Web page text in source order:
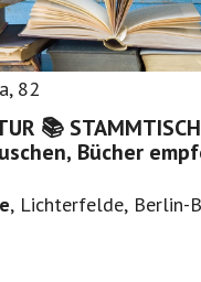
, 82
-
Bücher
, Lichterfelde, Berlin-